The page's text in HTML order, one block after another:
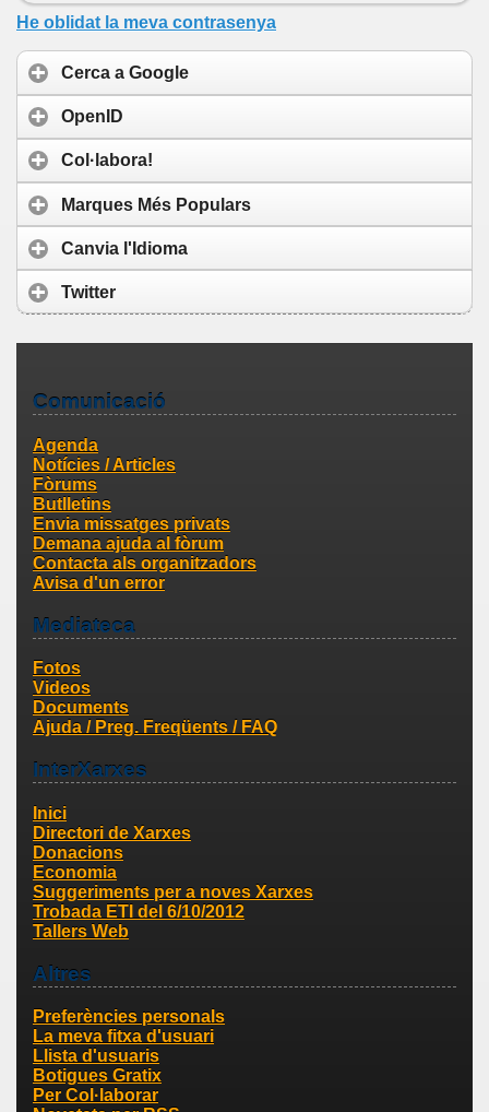
He oblidat la meva contrasenya
Cerca a Google
OpenID
Col·labora!
Marques Més Populars
Canvia l'Idioma
Twitter
Comunicació
Agenda
Notícies / Articles
Fòrums
Butlletins
Envia missatges privats
Demana ajuda al fòrum
Contacta als organitzadors
Avisa d'un error
Mediateca
Fotos
Videos
Documents
Ajuda / Preg. Freqüents / FAQ
InterXarxes
Inici
Directori de Xarxes
Donacions
Economia
Suggeriments per a noves Xarxes
Trobada ETI del 6/10/2012
Tallers Web
Altres
Preferències personals
La meva fitxa d'usuari
Llista d'usuaris
Botigues Gratix
Per Col·laborar